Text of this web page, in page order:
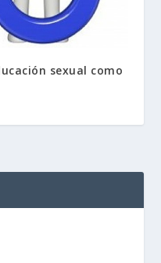
sexual como